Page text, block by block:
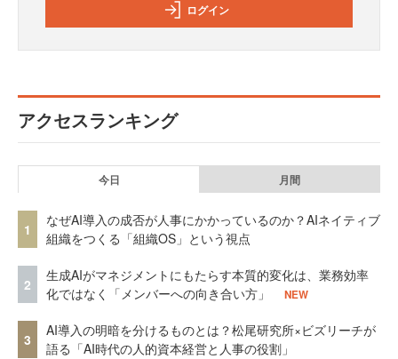
ログイン
アクセスランキング
今日 月間
1
なぜAI導入の成否が人事にかかっているのか？AIネイティブ
組織をつくる「組織OS」という視点
2
生成AIがマネジメントにもたらす本質的変化は、業務効率
化ではなく「メンバーへの向き合い方」
NEW
3
AI導入の明暗を分けるものとは？松尾研究所×ビズリーチが
語る「AI時代の人的資本経営と人事の役割」